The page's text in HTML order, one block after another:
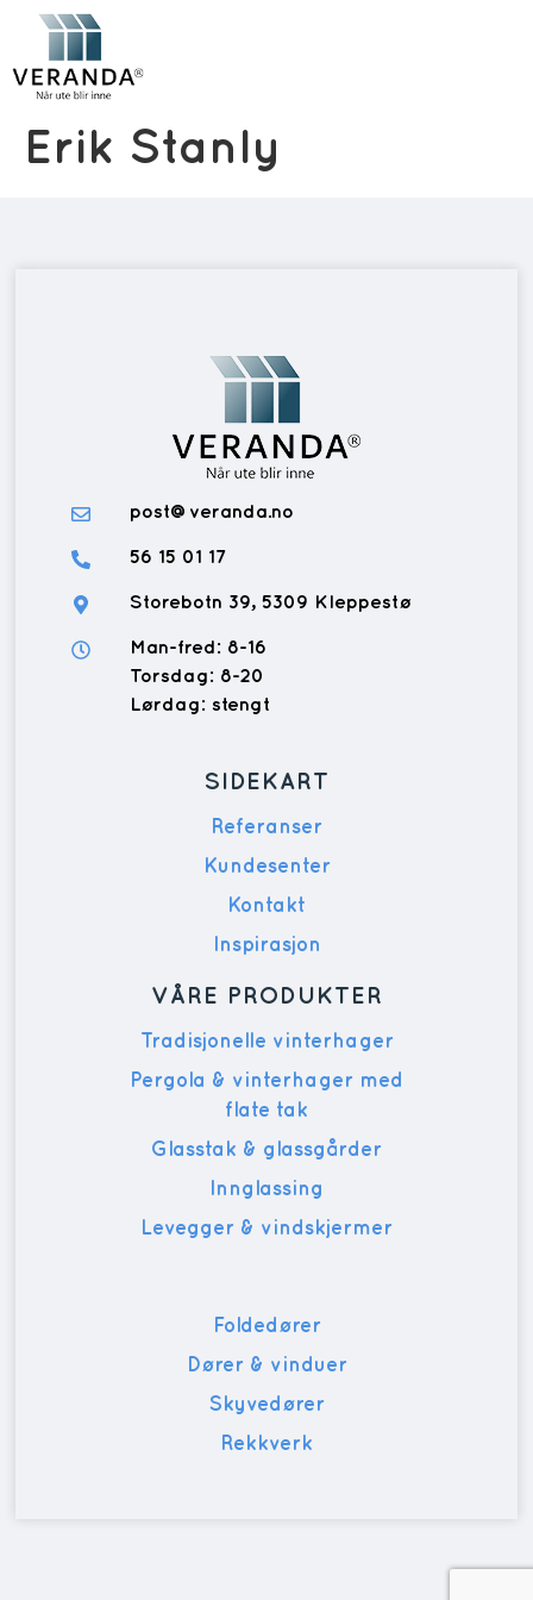
Erik Stanly
post@veranda.no
56 15 01 17
Storebotn 39, 5309 Kleppestø
Man-fred: 8-16
Torsdag: 8-20
Lørdag: stengt
SIDEKART
Referanser
Kundesenter
Kontakt
Inspirasjon
VÅRE PRODUKTER
Tradisjonelle vinterhager
Pergola & vinterhager med
flate tak
Glasstak & glassgårder
Innglassing
Levegger & vindskjermer
Foldedører
Dører & vinduer
Skyvedører
Rekkverk